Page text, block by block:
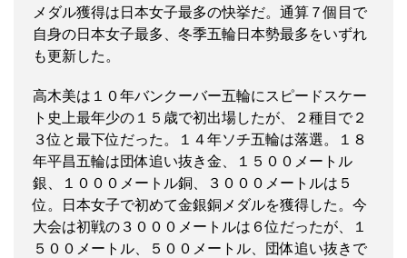
メダル獲得は日本女子最多の快挙だ。通算７個目で
自身の日本女子最多、冬季五輪日本勢最多をいずれ
も更新した。
高木美は１０年バンクーバー五輪にスピードスケー
ト史上最年少の１５歳で初出場したが、２種目で２
３位と最下位だった。１４年ソチ五輪は落選。１８
年平昌五輪は団体追い抜き金、１５００メートル
銀、１０００メートル銅、３０００メートルは５
位。日本女子で初めて金銀銅メダルを獲得した。今
大会は初戦の３０００メートルは６位だったが、１
５００メートル、５００メートル、団体追い抜きで